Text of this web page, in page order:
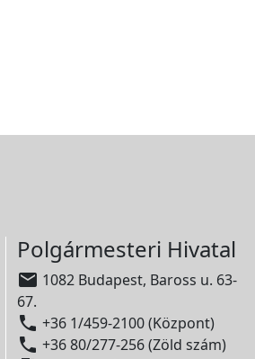
Polgármesteri Hivatal
 1082 Budapest, Baross u. 63-
67.
 +36 1/459-2100 (Központ)
 +36 80/277-256 (Zöld szám)